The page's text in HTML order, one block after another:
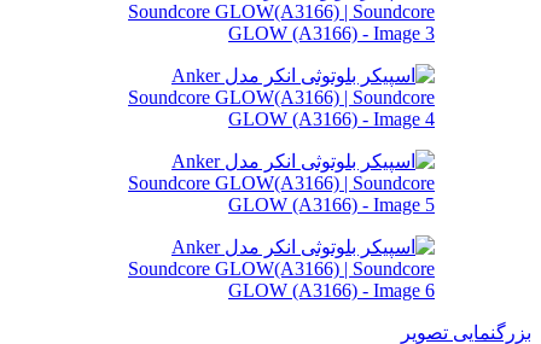
بزرگنمایی تصویر